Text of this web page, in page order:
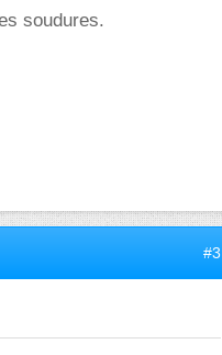
soudures.
#3